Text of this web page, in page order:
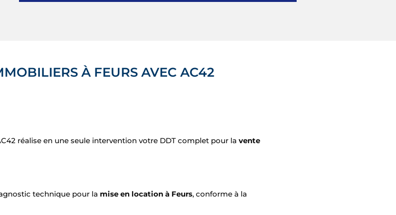
À FEURS AVEC AC42
réalise en une seule intervention votre DDT complet pour la vente
technique pour la mise en location à Feurs, conforme à la